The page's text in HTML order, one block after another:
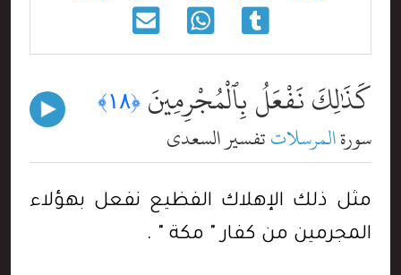
كَذَٰلِكَ نَفْعَلُ بِٱلْمُجْرِمِينَ ﴿١٨﴾
سورةالمرسلاتتفسير السعدي
مثل ذلك الإهلاك الفظيع نفعل بهؤلاء
المجرمين من كفار " مكة " .